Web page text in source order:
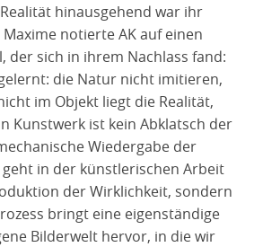
hinausgehend war ihr
notierte AK auf einen
der sich in ihrem Nachlass fand:
die Natur nicht imitieren,
im Objekt liegt die Realität,
Kunstwerk ist kein Abklatsch der
Wiedergabe der
in der künstlerischen Arbeit
der Wirklichkeit, sondern
bringt eine eigenständige
Bilderwelt hervor, in die wir